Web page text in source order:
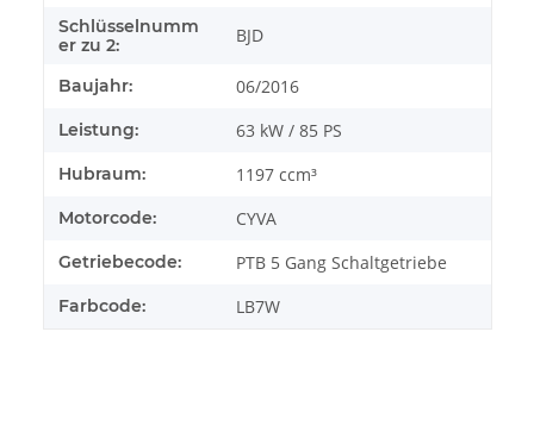
Schlüsselnumm
er zu 2:
BJD
Baujahr: 06/2016
Leistung: 63 kW / 85 PS
Hubraum: 1197 ccm³
Motorcode: CYVA
Getriebecode: PTB 5 Gang Schaltgetriebe
Farbcode: LB7W